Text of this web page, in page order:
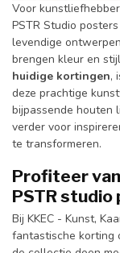
Voor
PSTR Studio
levendige
brengen kleur en
huidige kortingen,
deze prachtige
bijpassende houten
verder voor
te transformeren.
Profiteer
PSTR
Bij KKEC - Kunst,
fantastische korting